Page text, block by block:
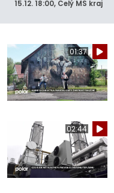
15.12. 18:00, Celý MS kraj
01:37
02:44